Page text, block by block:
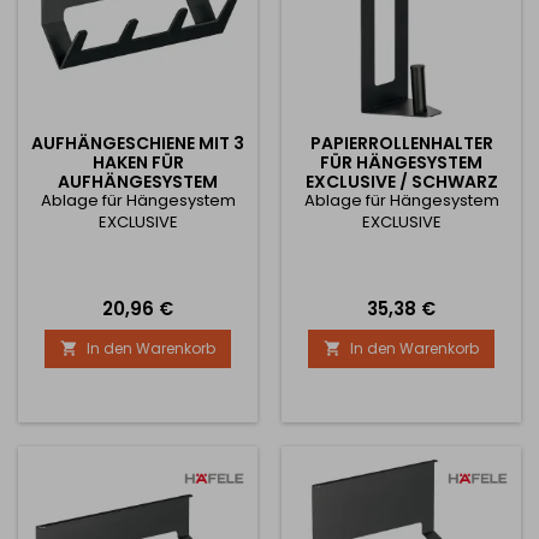
AUFHÄNGESCHIENE MIT 3
HAKEN FÜR
AUFHÄNGESYSTEM
EXCLUSIVE / SCHWARZ
MATT
Ablage für Hängesystem
EXCLUSIVE
Preis
20,96 €
 In den Warenkorb
PAPIERROLLENHALTER
FÜR HÄNGESYSTEM
EXCLUSIVE / SCHWARZ
MATT
Ablage für Hängesystem
EXCLUSIVE
Preis
35,38 €
 In den Warenkorb